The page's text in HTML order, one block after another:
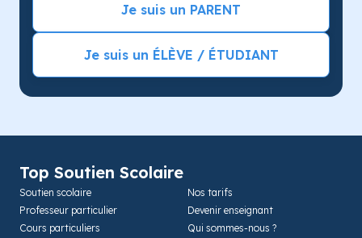
Je suis un PARENT
Je suis un ÉLÈVE / ÉTUDIANT
Top Soutien Scolaire
Soutien scolaire
Professeur particulier
Cours particuliers
Nos tarifs
Devenir enseignant
Qui sommes-nous ?